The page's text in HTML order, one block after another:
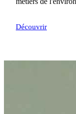
Découvrir